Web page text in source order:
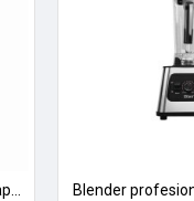
Blender floria zln3081 300w, capacitate 1,5l, 3 viteze + functie pulse - alb